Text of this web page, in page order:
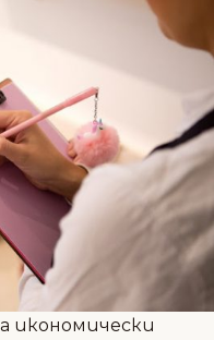
икономически